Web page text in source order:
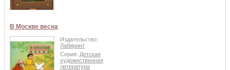
В Москве весна
Издательство:
Лабиринт
Серия: Детская
художественная
литература